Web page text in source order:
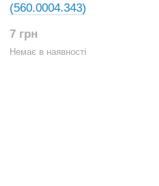
(560.0004.343)
7 грн
Немає в наявності